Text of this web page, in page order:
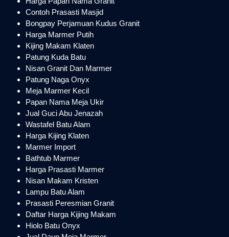
Contoh Prasasti Masjid
Bongpay Perjamuan Kudus Granit
Harga Marmer Putih
Kijing Makam Klaten
Patung Kuda Batu
Nisan Granit Dan Marmer
Patung Naga Onyx
Meja Marmer Kecil
Papan Nama Meja Ukir
Jual Guci Abu Jenazah
Wastafel Batu Alam
Harga Kijing Klaten
Marmer Import
Bathtub Marmer
Harga Prasasti Marmer
Nisan Makam Kristen
Lampu Batu Alam
Prasasti Peresmian Granit
Daftar Harga Kijing Makam
Hiolo Batu Onyx